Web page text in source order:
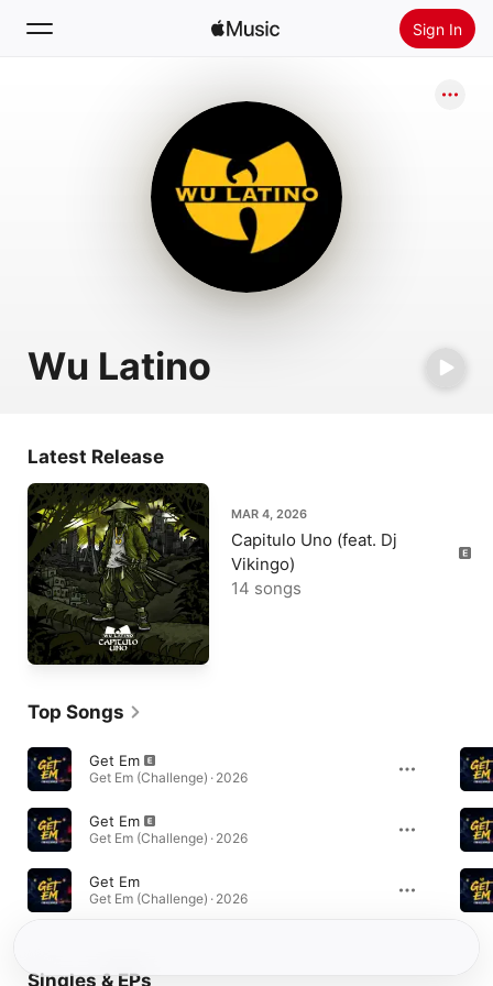
Sign In
Install Apple Music
Wu Latino
Latest Release
MAR 4, 2026
Capitulo Uno (feat. Dj
Vikingo)
14 songs
Top Songs
Get Em
Get Em (Challenge) · 2026
Get Em
Get Em (Challenge) · 2026
Get Em
Get Em (Challenge) · 2026
Singles & EPs